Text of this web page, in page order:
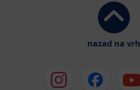
nazad na vrh